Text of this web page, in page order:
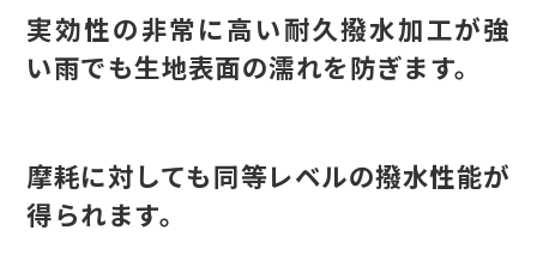
実効性の非常に高い耐久撥水加工が強
い雨でも生地表面の濡れを防ぎます。
摩耗に対しても同等レベルの撥水性能が
得られます。